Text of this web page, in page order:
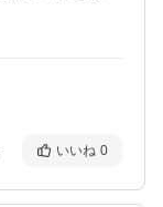
いいね 0